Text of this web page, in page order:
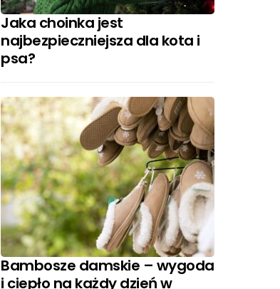
Jaka choinka jest
najbezpieczniejsza dla kota i
psa?
Bambosze damskie – wygoda
i ciepło na każdy dzień w